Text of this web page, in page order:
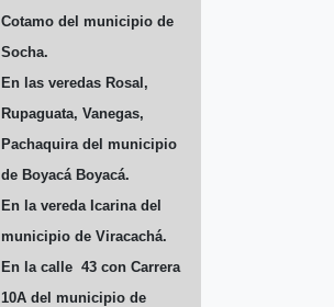
Cotamo del municipio de
Socha.
En las veredas Rosal,
Rupaguata, Vanegas,
Pachaquira del municipio
de Boyacá Boyacá.
En la vereda Icarina del
municipio de Viracachá.
En la calle 43 con Carrera
10A del municipio de